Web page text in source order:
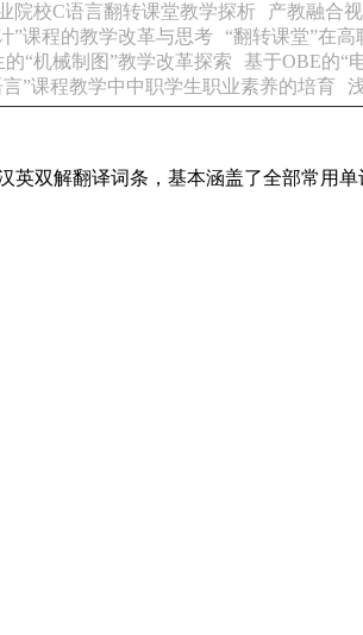
院校C语言翻转课堂教学探析
产教融合
”课程的教学改革与思考
“翻转课堂”在
“机械制图”教学改革探索
基于OBE的“
”课程教学中中职学生职业素养的培育
英双解翻译词条，基本涵盖了全部常用